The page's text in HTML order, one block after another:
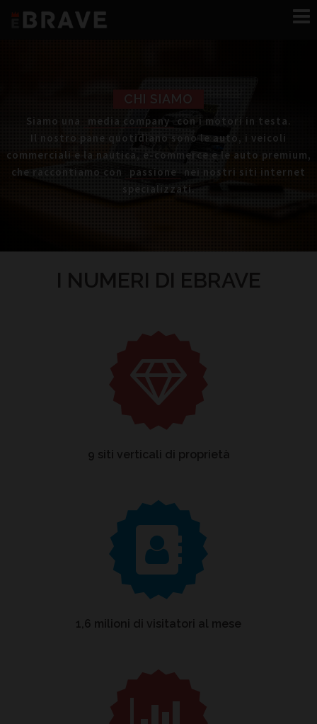
Vai
CHI SIAMO
Siamo una media company
con i motori in testa.
Il nostro pane quotidiano sono le auto, i veicoli
commerciali e la nautica, e-commerce e le auto premium,
che raccontiamo con
passione
nei nostri siti internet
specializzati.
I NUMERI DI EBRAVE
9 siti verticali di proprietà
1,6 milioni di visitatori al mese